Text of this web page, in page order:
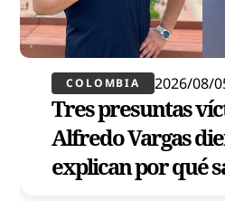
COLOMBIA 2026/08/
Tres presuntas
Alfredo Vargas
explican por qué